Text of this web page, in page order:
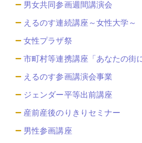
男女共同参画週間講演会
えるのす連続講座～女性大学～
女性プラザ祭
市町村等連携講座「あなたの街
えるのす参画講演会事業
ジェンダー平等出前講座
産前産後のりきりセミナー
男性参画講座